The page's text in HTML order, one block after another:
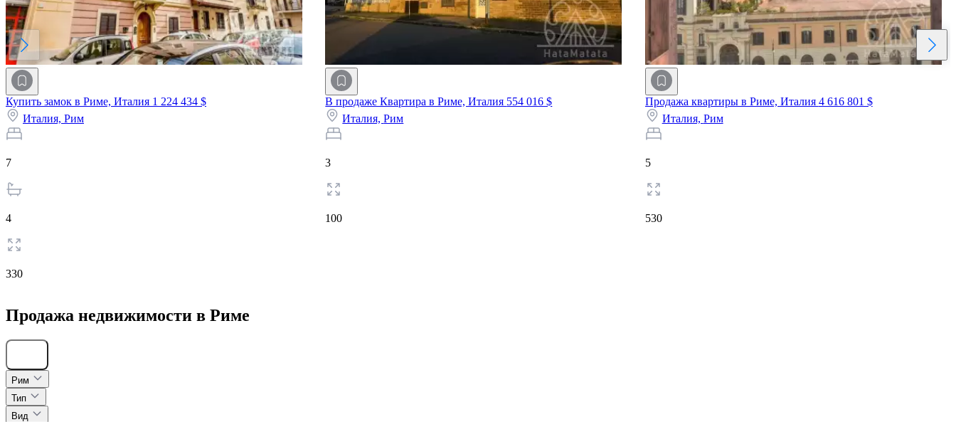
Купить замок в Риме, Италия 1 224 434 $
Италия, Рим
7
4
330
В продаже Квартира в Риме, Италия 554 016 $
Италия,Рим
3
100
Продажа квартиры в Риме, Италия 4 616 801 $
Италия, Рим
5
530
Продажа недвижимости в Риме
Рим
Тип
Вид